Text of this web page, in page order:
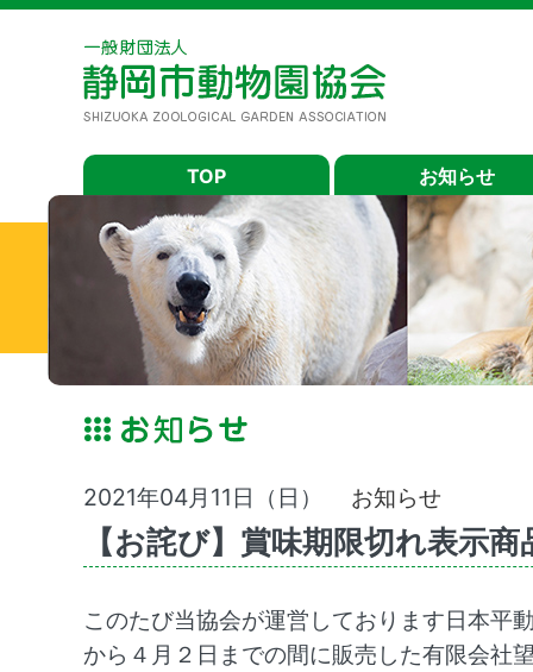
TOP お知らせ
2021年04月11日（日） お知らせ
【お詫び】賞味期限切れ表示
このたび当協会が運営しております日本平
から４月２日までの間に販売した有限会